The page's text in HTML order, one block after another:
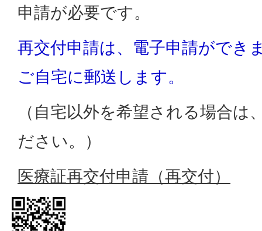
申請が必要です。
再交付申請は、電子申請ができ
ご自宅に郵送します。
（自宅以外を希望される場合は
ださい。）
医療証再交付申請（再交付）